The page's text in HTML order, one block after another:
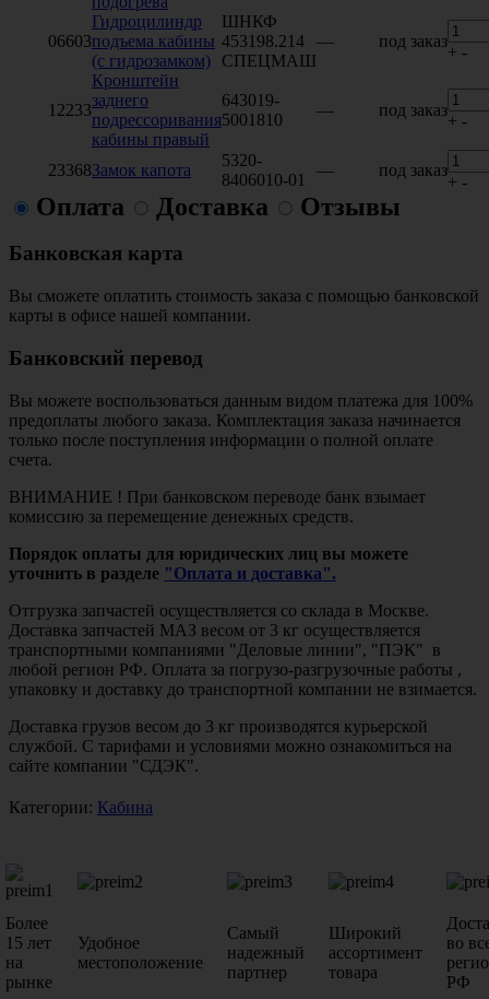
06603
Гидроцилиндр
подъема кабины
(с гидрозамком)
ШНКФ
453198.214
СПЕЦМАШ
— под заказ
+ -
12233
Кронштейн
заднего
подрессоривания
кабины правый
643019-
5001810
— под заказ
+ -
23368Замок капота
5320-
8406010-01
— под заказ
+ -
Оплата Доставка Отзывы
Банковская карта
Вы сможете оплатить стоимость заказа с помощью банковской
карты в офисе нашей компании.
Банковский перевод
Вы можете воспользоваться данным видом платежа для 100%
предоплаты любого заказа. Комплектация заказа начинается
только после поступления информации о полной оплате
счета.
ВНИМАНИЕ ! При банковском переводе банк взымает
комиссию за перемещение денежных средств.
Порядок оплаты для юридических лиц вы можете
уточнить в разделе "Оплата и доставка".
Отгрузка запчастей осуществляется со склада в Москве.
Доставка запчастей МАЗ весом от 3 кг осуществляется
транспортными компаниями "Деловые линии", "ПЭК" в
любой регион РФ. Оплата за погрузо-разгрузочные работы ,
упаковку и доставку до транспортной компании не взимается.
Доставка грузов весом до 3 кг производятся курьерской
службой. С тарифами и условиями можно ознакомиться на
сайте компании "СДЭК".
Категории: Кабина
Более
15 лет
на
рынке
Удобное
местоположение
Самый
надежный
партнер
Широкий
ассортимент
товара
во
РФ